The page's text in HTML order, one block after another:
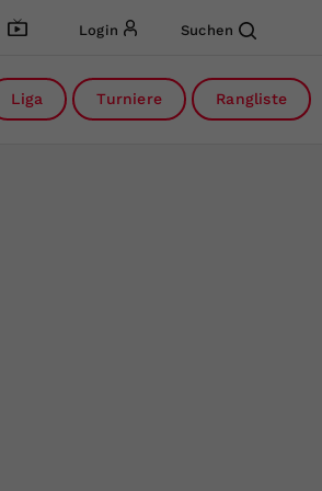
Login Suchen
Liga Turniere Rangliste